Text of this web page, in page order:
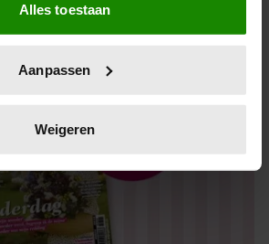
over uw geografische locatie,
meter nauwkeurig kan zijn
(fingerprinting)
voorkeuren in het
om content en advertenties te
functies voor social media te bieden
Alles toestaan
Aanpassen
Weigeren